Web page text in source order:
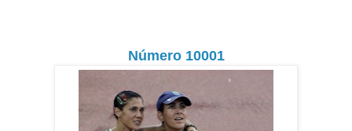
Número 10001